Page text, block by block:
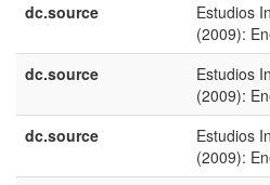
dc.source
Estudios
(2009):
dc.source
Estudios
(2009):
dc.source
Estudios
(2009):